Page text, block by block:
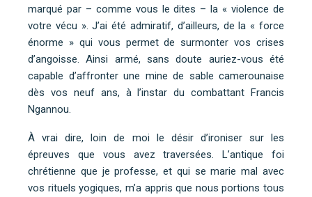
marqué par – comme vous le dites – la « violence de
votre vécu ». J’ai été admiratif, d’ailleurs, de la « force
énorme » qui vous permet de surmonter vos crises
d’angoisse. Ainsi armé, sans doute auriez-vous été
capable d’affronter une mine de sable camerounaise
dès vos neuf ans, à l’instar du combattant Francis
Ngannou.
À vrai dire, loin de moi le désir d’ironiser sur les
épreuves que vous avez traversées. L’antique foi
chrétienne que je professe, et qui se marie mal avec
vos rituels yogiques, m’a appris que nous portions tous